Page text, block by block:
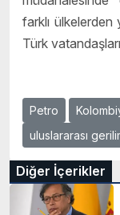
farklı
Türk
Petro
uluslararası
Diğer İçerikler